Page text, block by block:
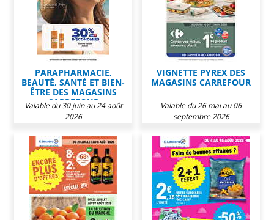
PARAPHARMACIE,
BEAUTÉ, SANTÉ ET BIEN-
ÊTRE DES MAGASINS
CARREFOUR
Valable du 30 juin au 24 août
2026
VIGNETTE PYREX DES
MAGASINS CARREFOUR
Valable du 26 mai au 06
septembre 2026